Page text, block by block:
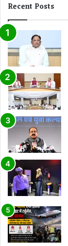
Recent Posts